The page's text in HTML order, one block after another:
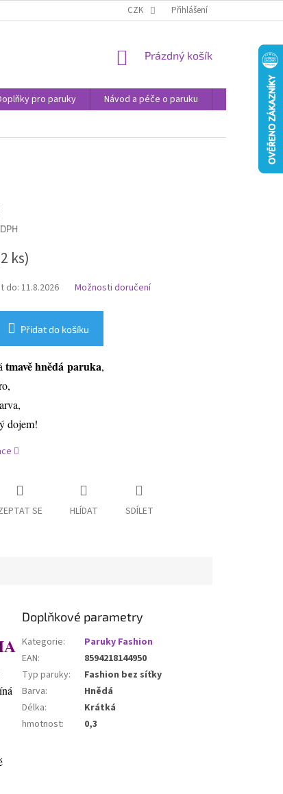
OBCHODNÍ PODMÍNKY PODMÍNKY
CZK Přihlášení
NÁKUPNÍ
Prázdný košík
pro paruky Návod a péče o paruku
Příspěvek
ks)
do: 11.8.2026 Možnosti doručení
Přidat do košíku
tmavě hnědáparuka,
dojem!
SE HLÍDAT SDÍLET
Doplňkové parametry
Kategorie:
Paruky Fashion
EAN:
8594218144950
Typ paruky:
Fashion bez síťky
Barva:
Hnědá
Délka:
Krátká
hmotnost: 0,3